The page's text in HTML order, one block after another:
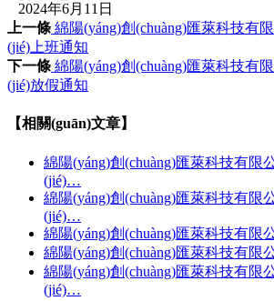
2024年6月11日
上一條 綿陽(yáng)創(chuàng)匯萊科技有
(jié)上班通知
下一條 綿陽(yáng)創(chuàng)匯萊科技有
(jié)放假通知
【相關(guān)文章】
綿陽(yáng)創(chuàng)匯萊科技有限
(jié)…
綿陽(yáng)創(chuàng)匯萊科技有限
(jié)…
綿陽(yáng)創(chuàng)匯萊科技有限
綿陽(yáng)創(chuàng)匯萊科技有限
綿陽(yáng)創(chuàng)匯萊科技有限
(jié)…